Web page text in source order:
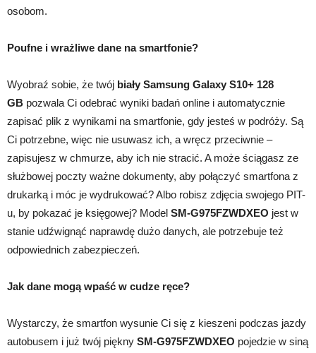
osobom.
Poufne i wrażliwe dane na smartfonie?
Wyobraź sobie, że twój biały Samsung Galaxy S10+ 128
GB pozwala Ci odebrać wyniki badań online i automatycznie
zapisać plik z wynikami na smartfonie, gdy jesteś w podróży. Są
Ci potrzebne, więc nie usuwasz ich, a wręcz przeciwnie –
zapisujesz w chmurze, aby ich nie stracić. A może ściągasz ze
służbowej poczty ważne dokumenty, aby połączyć smartfona z
drukarką i móc je wydrukować? Albo robisz zdjęcia swojego PIT-
u, by pokazać je księgowej? Model SM-G975FZWDXEO jest w
stanie udźwignąć naprawdę dużo danych, ale potrzebuje też
odpowiednich zabezpieczeń.
Jak dane mogą wpaść w cudze ręce?
Wystarczy, że smartfon wysunie Ci się z kieszeni podczas jazdy
autobusem i już twój piękny SM-G975FZWDXEO pojedzie w siną